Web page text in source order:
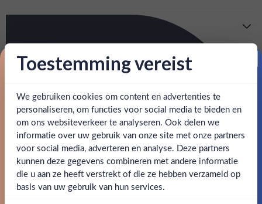
Ben jij 18 jaar of ouder?
Ja Nee
: voor 15:00, morgen in huis (uitzondering bij
Behulpzameen goed bereikbare klantenservice.
Over Togouchi 18 Yr
Togouchi 18 jaar wordt gemaakt van graan uit Canada en
Schots mout. De balans is 60% graan en 40% mout. De
whisky wordt gerijpt in een tunnel in plaats van in een
warehouse. Je proeft karamel, vanille en dadelbrood.
SPECIFICATIES
Alcohol 43.80%
Toestemming vereist
We gebruiken cookies om content en advertenties te
personaliseren, om functies voor social media te bieden en
om ons websiteverkeer te analyseren. Ook delen we
informatie over uw gebruik van onze site met onze partners
voor social media, adverteren en analyse. Deze partners
kunnen deze gegevens combineren met andere informatie
die u aan ze heeft verstrekt of die ze hebben verzameld op
basis van uw gebruik van hun services.
Proost op je eerste korting!
Schrijf je in en ontvang direct 5% korting op je eerste
bestelling.
Email
Claim mijn korting